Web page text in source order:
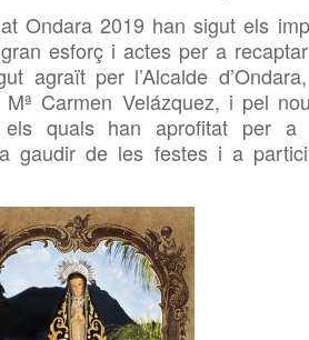
Ondara 2019 han sigut els
esforç i actes per a
agraït per l’Alcalde
Mª Carmen Velázquez, i pel
els quals han aprofitat per a
gaudir de les festes i a